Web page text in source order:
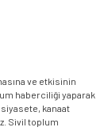
ve etkisinin
haberciliği yaparak
kanaat
Sivil toplum